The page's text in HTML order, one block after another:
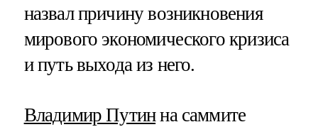
назвал причину возникновения
мирового экономического кризиса
и путь выхода из него.
Владимир Путинна саммите